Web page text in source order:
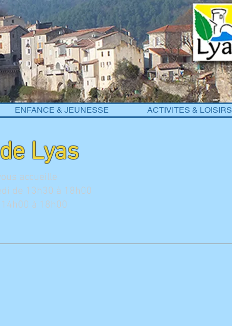
ENFANCE & JEUNESSE ACTIVITES & LOISIRS
accueille
de 13h30 à 18h00
à 18h00
Lyas